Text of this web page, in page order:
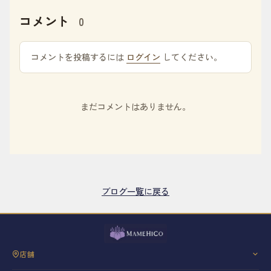
コメント 0
コメントを投稿するには ログイン してください。
まだコメントはありません。
ブログ一覧に戻る
店舗